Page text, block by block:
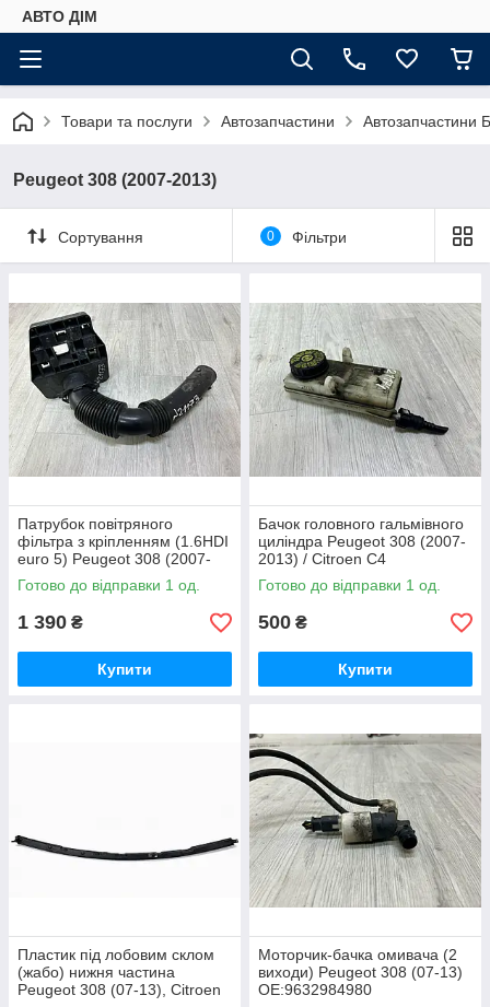
АВТО ДIМ
Товари та послуги Автозапчастини Автозапчастини
Peugeot 308 (2007-2013)
Сортування 0 Фільтри
Патрубок повітряного
фільтра з кріпленням (1.6HDI
euro 5) Peugeot 308 (2007-
2013) OE:9675055580,
9685952880
Готово до відправки 1 од.
1 390 ₴
Купити
Бачок головного гальмівного
циліндра Peugeot 308 (2007-
2013) / Citroen C4
OE:9680931580
Готово до відправки 1 од.
500 ₴
Купити
Пластик під лобовим склом
(жабо) нижня частина
Peugeot 308 (07-13), Citroen
Моторчик-бачка омивача (2
виходи) Peugeot 308 (07-13)
OE:9632984980